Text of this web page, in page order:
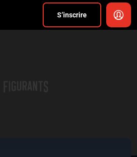
S’inscrire